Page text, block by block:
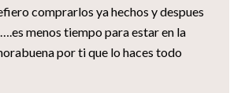
comprarlos ya hechos y despues
menos tiempo para estar en la
por ti que lo haces todo